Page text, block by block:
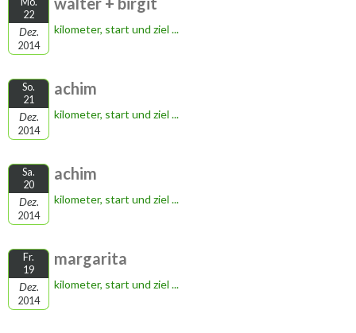
22
Dez.
2014
kilometer, start und ziel ...
So.
21
Dez.
2014
achim
kilometer, start und ziel ...
Sa.
20
Dez.
2014
achim
kilometer, start und ziel ...
Fr.
19
Dez.
2014
margarita
kilometer, start und ziel ...